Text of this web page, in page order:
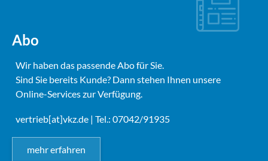
Abo
Wir haben das passende Abo für Sie.
Sind Sie bereits Kunde? Dann stehen Ihnen unsere
Online-Services zur Verfügung.
vertrieb[at]vkz.de | Tel.: 07042/91935
mehr erfahren